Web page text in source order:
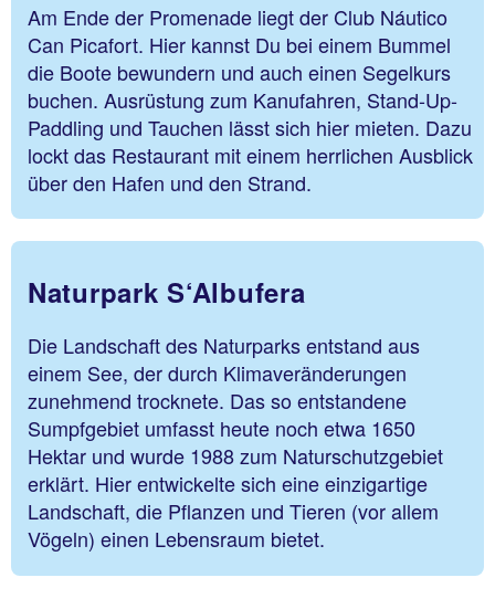
Am Ende der Promenade liegt der Club Náutico
Can Picafort. Hier kannst Du bei einem Bummel
die Boote bewundern und auch einen Segelkurs
buchen. Ausrüstung zum Kanufahren, Stand-Up-
Paddling und Tauchen lässt sich hier mieten. Dazu
lockt das Restaurant mit einem herrlichen Ausblick
über den Hafen und den Strand.
Naturpark S‘Albufera
Die Landschaft des Naturparks entstand aus
einem See, der durch Klimaveränderungen
zunehmend trocknete. Das so entstandene
Sumpfgebiet umfasst heute noch etwa 1650
Hektar und wurde 1988 zum Naturschutzgebiet
erklärt. Hier entwickelte sich eine einzigartige
Landschaft, die Pflanzen und Tieren (vor allem
Vögeln) einen Lebensraum bietet.